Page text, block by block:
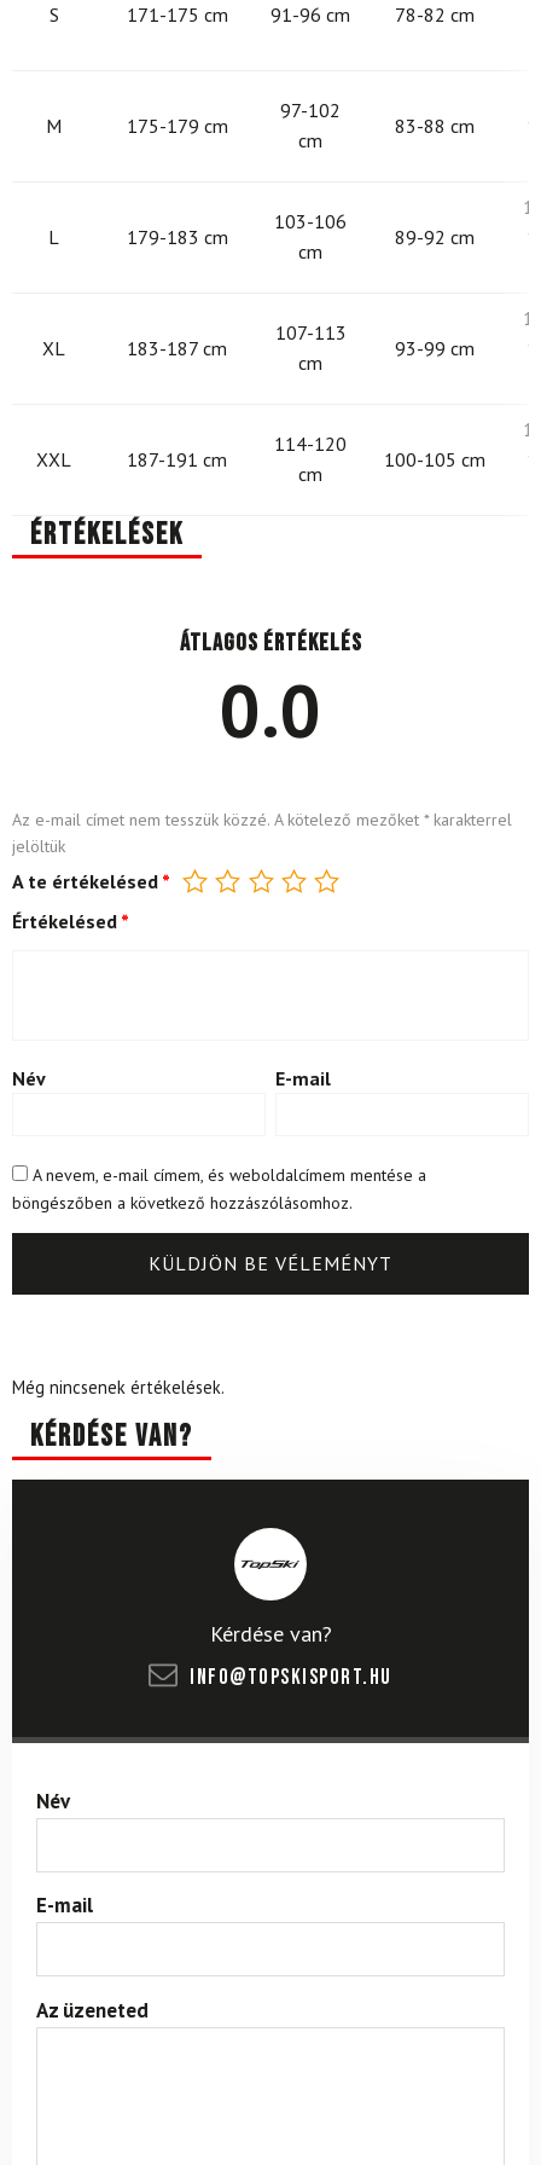
S 171-175 cm 91-96 cm 78-82 cm
M 175-179 cm
97-102
cm
83-88 cm
L 179-183 cm
103-106
cm
89-92 cm
XL 183-187 cm
107-113
cm
93-99 cm
XXL 187-191 cm
114-120
cm
100-105 cm
Értékelések
Átlagos értékelés
0.0
Az e-mail címet nem tesszük közzé. A kötelező mezőket *karakterrel
jelöltük
A te értékelésed *
Értékelésed *
Név E-mail
A nevem, e-mail címem, és weboldalcímem mentése a
böngészőben a következő hozzászólásomhoz.
Még nincsenek értékelések.
Kérdése van?
Kérdése van?
info@topskisport.hu
Név
E-mail
Az üzeneted